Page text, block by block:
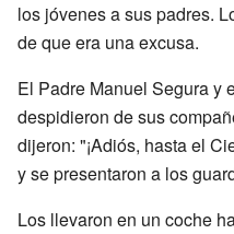
los jóvenes a sus padres.
de que era una excusa.
El Padre Manuel Segura y
despidieron de sus
dijeron: "¡Adiós, hasta el
y se presentaron a los
Los llevaron en un coche